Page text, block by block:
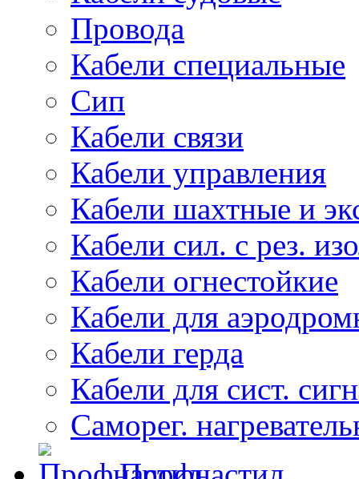
Провода
Кабели специальные
Сип
Кабели связи
Кабели управления
Кабели шахтные и
Кабели сил. с рез.
Кабели огнестойкие
Кабели для
Кабели герда
Кабели для сист.
Саморег.